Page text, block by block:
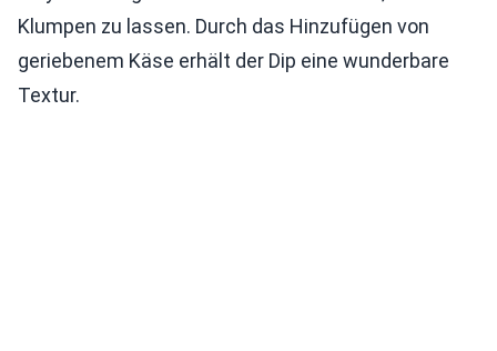
Klumpen zu lassen. Durch das Hinzufügen von
geriebenem Käse erhält der Dip eine wunderbare
Textur.